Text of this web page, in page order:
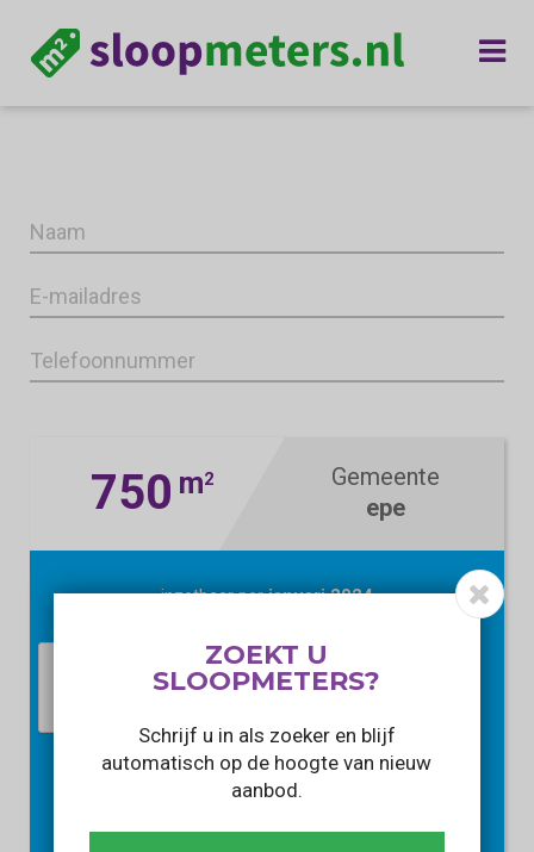
750 m2
Gemeente
epe
inzetbaar perjanuari 2024
PRIJS OPVRAGEN
ZOEKT U
SLOOPMETERS?
Schrijf u in als zoeker en blijf
automatisch op de hoogte van nieuw
aanbod.